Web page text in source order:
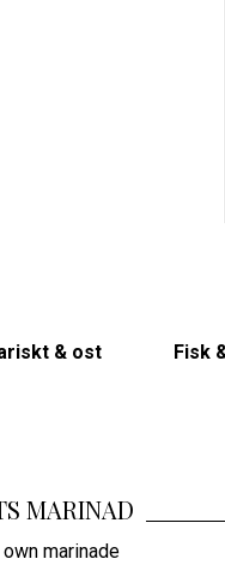
& ost Fisk
MARINAD
marinade